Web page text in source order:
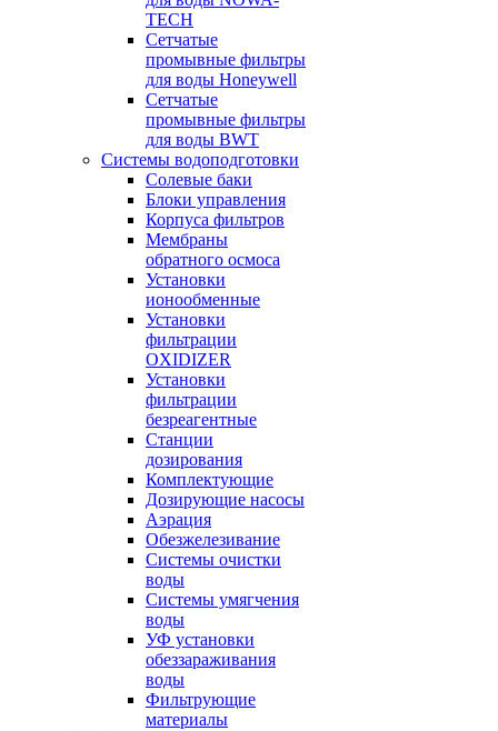
TECH
Сетчатые
промывные фильтры
для воды Honeywell
Сетчатые
промывные фильтры
для воды BWT
Системы водоподготовки
Солевые баки
Блоки управления
Корпуса фильтров
Мембраны
обратного осмоса
Установки
ионообменные
Установки
фильтрации
OXIDIZER
Установки
фильтрации
безреагентные
Станции
дозирования
Комплектующие
Дозирующие насосы
Аэрация
Обезжелезивание
Системы очистки
воды
Системы умягчения
воды
УФ установки
обеззараживания
воды
Фильтрующие
материалы